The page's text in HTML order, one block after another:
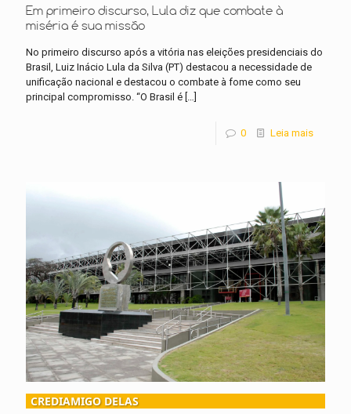
Em primeiro discurso, Lula diz que combate à
miséria é sua missão
No primeiro discurso após a vitória nas eleições presidenciais do
Brasil, Luiz Inácio Lula da Silva (PT) destacou a necessidade de
unificação nacional e destacou o combate à fome como seu
principal compromisso. “O Brasil é
0 Leia mais
CREDIAMIGO DELAS